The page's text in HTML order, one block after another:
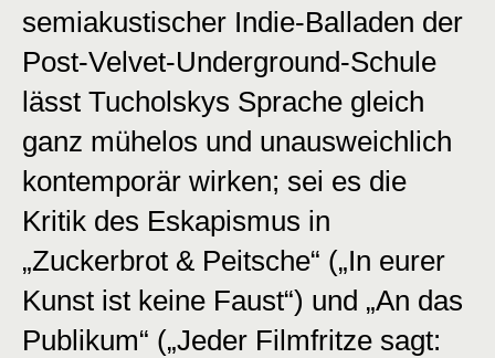
semiakustischer Indie-Balladen der
Post-Velvet-Underground-Schule
lässt Tucholskys Sprache gleich
ganz mühelos und unausweichlich
kontemporär wirken; sei es die
Kritik des Eskapismus in
„Zuckerbrot & Peitsche“ („In eurer
Kunst ist keine Faust“) und „An das
Publikum“ („Jeder Filmfritze sagt: